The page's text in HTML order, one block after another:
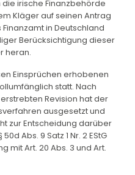
irische Finanzbehörde
Kläger auf seinen Antrag
in Deutschland
Berücksichtigung dieser
heran.
Einsprüchen erhobenen
statt. Nach
Revision hat der
ausgesetzt und
zur Entscheidung darüber
Abs. 9 Satz 1 Nr. 2 EStG
mit Art. 20 Abs. 3 und Art.